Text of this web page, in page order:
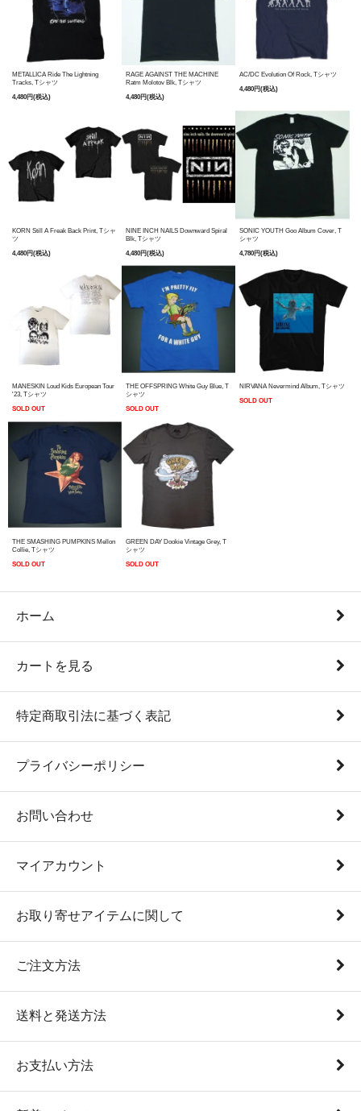
METALLICA Ride The Lightning
Tracks, Tシャツ
4,480円(税込)
RAGE AGAINST THE MACHINE
Ratm Molotov Blk, Tシャツ
4,480円(税込)
AC/DC Evolution Of Rock, Tシャツ
4,480円(税込)
KORN Still A Freak Back Print, Tシャ
ツ
4,480円(税込)
NINE INCH NAILS Downward Spiral
Blk, Tシャツ
4,480円(税込)
SONIC YOUTH Goo Album Cover, T
シャツ
4,780円(税込)
MANESKIN Loud Kids European Tour
'23, Tシャツ
SOLD OUT
THE OFFSPRING White Guy Blue, T
シャツ
SOLD OUT
NIRVANA Nevermind Album, Tシャツ
SOLD OUT
THE SMASHING PUMPKINS Mellon
Collie, Tシャツ
SOLD OUT
GREEN DAY Dookie Vintage Grey, T
シャツ
SOLD OUT
ホーム
カートを見る
特定商取引法に基づく表記
プライバシーポリシー
お問い合わせ
マイアカウント
お取り寄せアイテムに関して
ご注文方法
送料と発送方法
お支払い方法